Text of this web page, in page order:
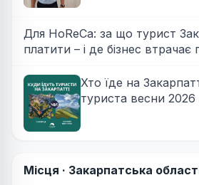
Для HoReCa: за що турист
платити – і де бізнес втрачає
Хто їде на
туриста весни 2026
Місця · Закарпатська